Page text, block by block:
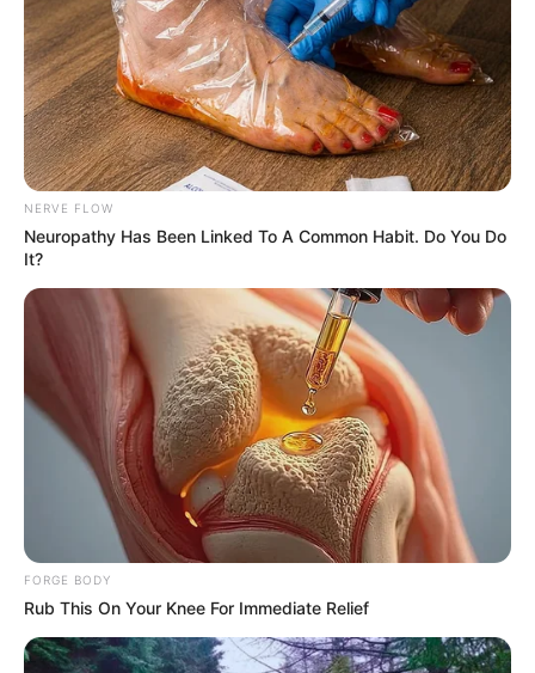
ดูดวง ดูดวงวันเกิด ทำนาย
ทำนายดวง
ทำนายดวงชะตา
ทำนายดวงตามวันเกิด
นักเขียน
อิสฺวาสุ
เชื่อในสิ่งที่เฮ็ด เฮ็ดในสิ่งที่เชื่อ
เนื้อหาที่ได้รับการโปรโมต
NERVE FLOW
Neuropathy Has Been Linked To A Common Habit. Do You Do
It?
FORGE BODY
Rub This On Your Knee For Immediate Relief